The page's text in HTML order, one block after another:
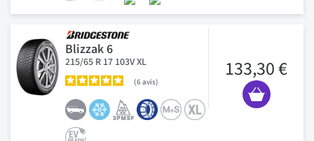
Blizzak 6
215/65 R 17 103V XL
6avis
133,30 €